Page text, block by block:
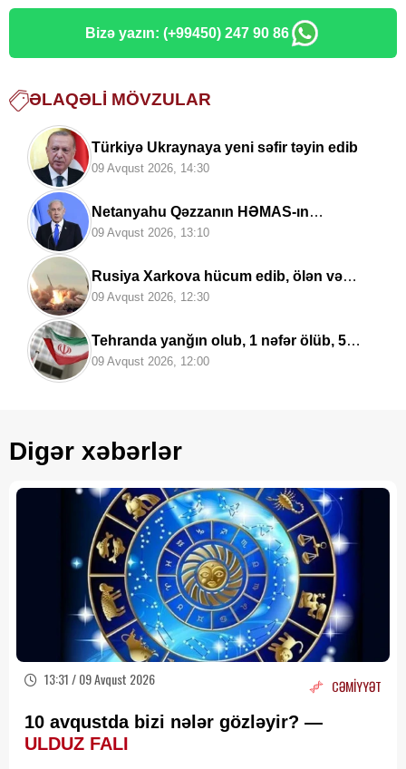
Bizə yazın: (+99450) 247 90 86
ƏLAQƏLI MÖVZULAR
Türkiyə Ukraynaya yeni səfir təyin edib
09 Avqust 2026, 14:30
Netanyahu Qəzzanın HƏMAS-ın
nəzarətində olmayan hissəsində
yenidənqurma işlərini təsdiqləyib
09 Avqust 2026, 13:10
Rusiya Xarkova hücum edib, ölən və
yaralananlar var
09 Avqust 2026, 12:30
Tehranda yanğın olub, 1 nəfər ölüb, 5
nəfər yaralanıb
09 Avqust 2026, 12:00
Digər xəbərlər
13:31 / 09 Avqust 2026 CƏMİYYƏT
10 avqustda bizi nələr gözləyir? —
ULDUZ FALI